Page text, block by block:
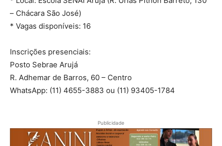
– Chácara São José)
* Vagas disponíveis: 16
Inscrições presenciais:
Posto Sebrae Arujá
R. Adhemar de Barros, 60 – Centro
WhatsApp: (11) 4655-3883 ou (11) 93405-1784
Publicidade